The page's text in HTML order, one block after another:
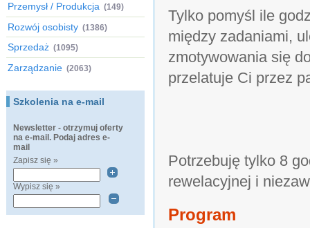
Przemysł / Produkcja (149)
Rozwój osobisty (1386)
Sprzedaż (1095)
Zarządzanie (2063)
Szkolenia na e-mail
Newsletter - otrzymuj oferty
na e-mail. Podaj adres e-
mail
Zapisz się »
Wypisz się »
Tylko pomyśl ile
między zadaniami,
zmotywowania się
przelatuje Ci przez
Potrzebuję tylko 8
rewelacyjnej i
Program